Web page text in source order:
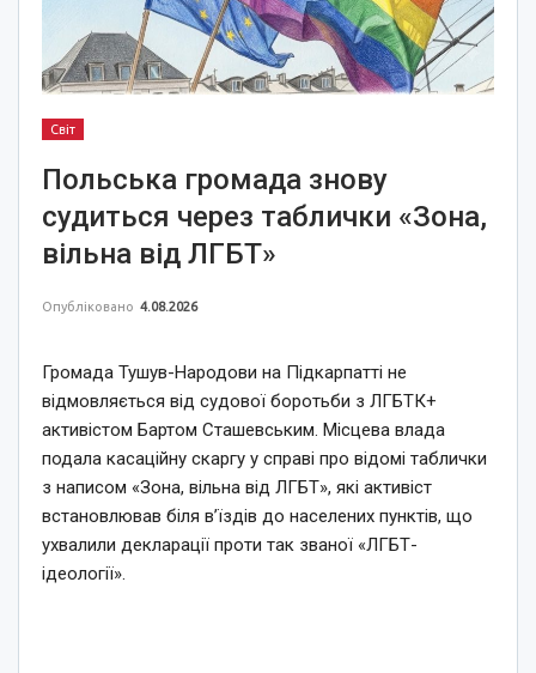
Світ
Польська громада знову
судиться через таблички «Зона,
вільна від ЛГБТ»
Опубліковано 4.08.2026
Громада Тушув-Народови на Підкарпатті не
відмовляється від судової боротьби з ЛГБТК+
активістом Бартом Сташевським. Місцева влада
подала касаційну скаргу у справі про відомі таблички
з написом «Зона, вільна від ЛГБТ», які активіст
встановлював біля в’їздів до населених пунктів, що
ухвалили декларації проти так званої «ЛГБТ-
ідеології».